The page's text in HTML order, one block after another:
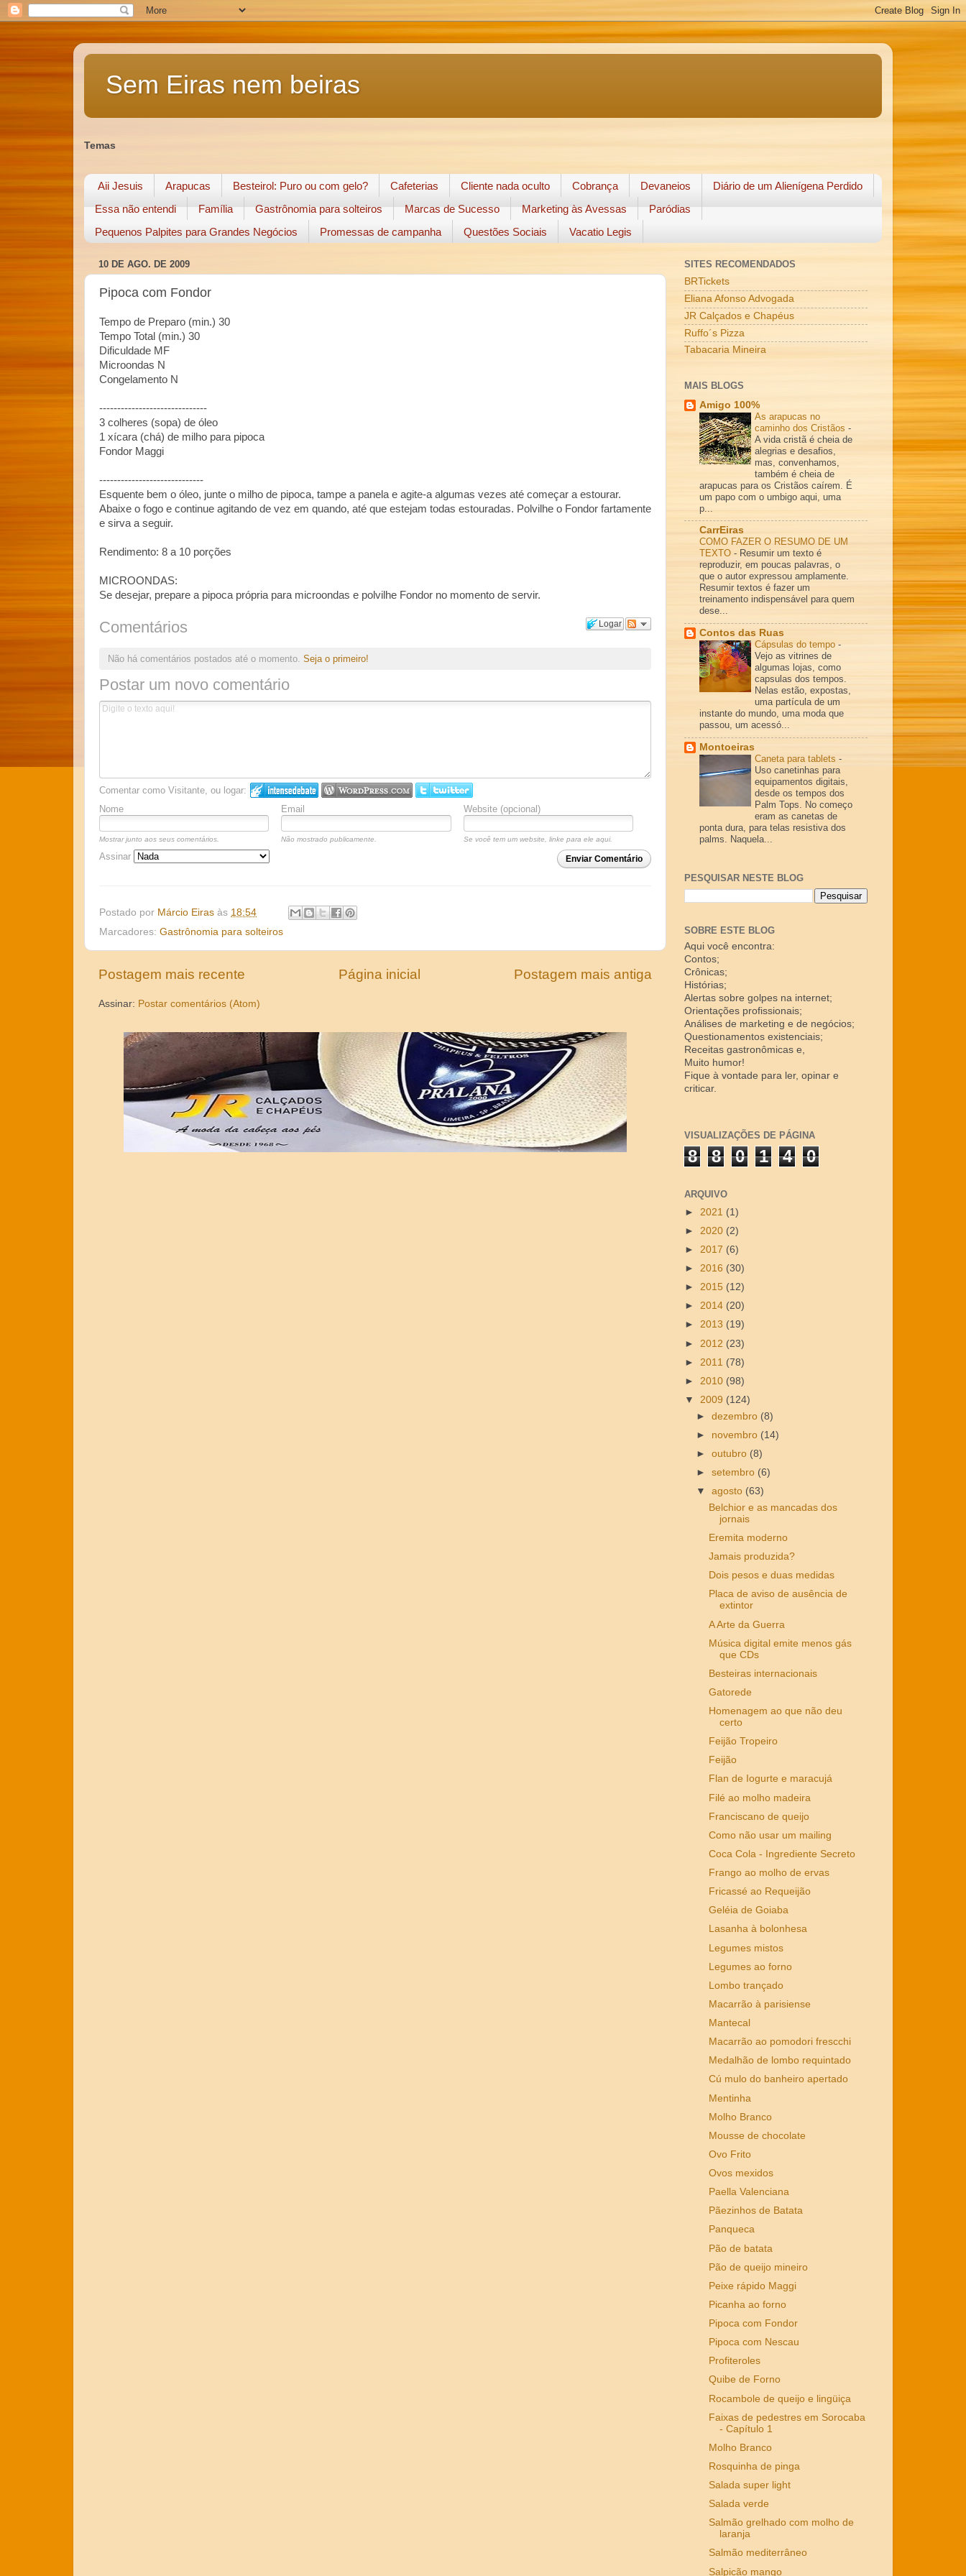
Sem Eiras nem beiras
Temas
Aii Jesuis Arapucas Besteirol: Puro ou com gelo? Cafeterias Cliente nada oculto Cobrança Devaneios
Diário de um Alienígena Perdido
Essa não entendi
Família Gastrônomia para solteiros Marcas de Sucesso Marketing às Avessas
Paródias
Pequenos Palpites para Grandes Negócios
Promessas de campanha Questões Sociais Vacatio Legis
10 DE AGO. DE 2009
Pipoca com Fondor
Tempo de Preparo (min.) 30
Tempo Total (min.) 30
Dificuldade MF
Microondas N
Congelamento N
------------------------------
3 colheres (sopa) de óleo
1 xícara (chá) de milho para pipoca
Fondor Maggi
-----------------------------
Esquente bem o óleo, junte o milho de pipoca, tampe a panela e agite-a algumas vezes até começar a estourar.
Abaixe o fogo e continue agitando de vez em quando, até que estejam todas estouradas. Polvilhe o Fondor fartamente
e sirva a seguir.
Rendimento: 8 a 10 porções
MICROONDAS:
Se desejar, prepare a pipoca própria para microondas e polvilhe Fondor no momento de servir.
Logar
Comentários
Não há comentários postados até o momento. Seja o primeiro!
Postar um novo comentário
Comentar como Visitante, ou logar:
Nome
Email Website (opcional)
Mostrar junto aos seus comentários. Não mostrado publicamente. Se você tem um website, linke para ele aqui.
Enviar Comentário
Assinar
Postado por Márcio Eiras às 18:54
Marcadores: Gastrônomia para solteiros
Postagem mais recente Postagem mais antiga
Página inicial
Assinar: Postar comentários (Atom)
SITES RECOMENDADOS
BRTickets
Eliana Afonso Advogada
JR Calçados e Chapéus
Ruffo´s Pizza
Tabacaria Mineira
MAIS BLOGS
Amigo 100%
As arapucas no
caminho dos Cristãos -
A vida cristã é cheia de
alegrias e desafios,
mas, convenhamos,
também é cheia de
arapucas para os Cristãos caírem. É
um papo com o umbigo aqui, uma
p...
CarrEiras
COMO FAZER O RESUMO DE UM
TEXTO - Resumir um texto é
reproduzir, em poucas palavras, o
que o autor expressou amplamente.
Resumir textos é fazer um
treinamento indispensável para quem
dese...
Contos das Ruas
Cápsulas do tempo -
Vejo as vitrines de
algumas lojas, como
capsulas dos tempos.
Nelas estão, expostas,
uma partícula de um
instante do mundo, uma moda que
passou, um acessó...
Montoeiras
Caneta para tablets -
Uso canetinhas para
equipamentos digitais,
desde os tempos dos
Palm Tops. No começo
eram as canetas de
ponta dura, para telas resistiva dos
palms. Naquela...
PESQUISAR NESTE BLOG
SOBRE ESTE BLOG
Aqui você encontra:
Contos;
Crônicas;
Histórias;
Alertas sobre golpes na internet;
Orientações profissionais;
Análises de marketing e de negócios;
Questionamentos existenciais;
Receitas gastronômicas e,
Muito humor!
Fique à vontade para ler, opinar e
criticar.
VISUALIZAÇÕES DE PÁGINA
8 8 0 1 4 0
ARQUIVO
► 2021 (1)
► 2020 (2)
► 2017 (6)
► 2016 (30)
► 2015 (12)
► 2014 (20)
► 2013 (19)
► 2012 (23)
► 2011 (78)
► 2010 (98)
▼ 2009 (124)
►dezembro (8)
► novembro (14)
►outubro (8)
►setembro (6)
▼agosto (63)
Belchior e as mancadas dos
jornais
Eremita moderno
Jamais produzida?
Dois pesos e duas medidas
Placa de aviso de ausência de
extintor
A Arte da Guerra
Música digital emite menos gás
que CDs
Besteiras internacionais
Gatorede
Homenagem ao que não deu
certo
Feijão Tropeiro
Feijão
Flan de Iogurte e maracujá
Filé ao molho madeira
Franciscano de queijo
Como não usar um mailing
Coca Cola - Ingrediente Secreto
Frango ao molho de ervas
Fricassé ao Requeijão
Geléia de Goiaba
Lasanha à bolonhesa
Legumes mistos
Legumes ao forno
Lombo trançado
Macarrão à parisiense
Mantecal
Macarrão ao pomodori frescchi
Medalhão de lombo requintado
Cú mulo do banheiro apertado
Mentinha
Molho Branco
Mousse de chocolate
Ovo Frito
Ovos mexidos
Paella Valenciana
Pãezinhos de Batata
Panqueca
Pão de batata
Pão de queijo mineiro
Peixe rápido Maggi
Picanha ao forno
Pipoca com Fondor
Pipoca com Nescau
Profiteroles
Quibe de Forno
Rocambole de queijo e lingüiça
Faixas de pedestres em Sorocaba
- Capítulo 1
Molho Branco
Rosquinha de pinga
Salada super light
Salada verde
Salmão grelhado com molho de
laranja
Salmão mediterrâneo
Salpicão mango